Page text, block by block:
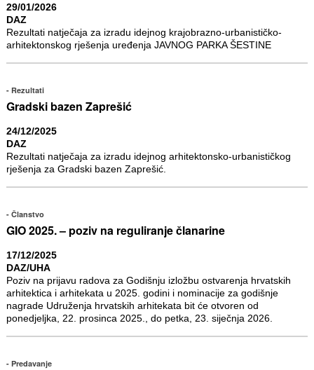
29/01/2026
DAZ
Rezultati natječaja za izradu idejnog krajobrazno-urbanističko-
arhitektonskog rješenja uređenja JAVNOG PARKA ŠESTINE
Rezultati
Gradski bazen Zaprešić
24/12/2025
DAZ
Rezultati natječaja za izradu idejnog arhitektonsko-urbanističkog
rješenja za Gradski bazen Zaprešić.
Članstvo
GIO 2025. – poziv na reguliranje članarine
17/12/2025
DAZ/UHA
Poziv na prijavu radova za Godišnju izložbu ostvarenja hrvatskih
arhitektica i arhitekata u 2025. godini i nominacije za godišnje
nagrade Udruženja hrvatskih arhitekata bit će otvoren od
ponedjeljka, 22. prosinca 2025., do petka, 23. siječnja 2026.
Predavanje